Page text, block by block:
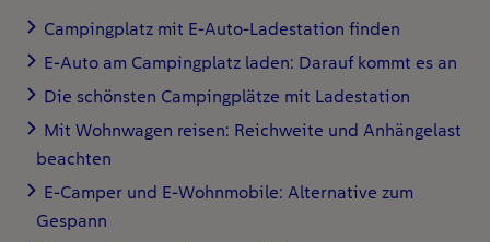
Campingplatz mit E-Auto-Ladestation finden
E-Auto am Campingplatz laden: Darauf kommt es an
Die schönsten Campingplätze mit Ladestation
Mit Wohnwagen reisen: Reichweite und Anhängelast
beachten
E-Camper und E-Wohnmobile: Alternative zum
Gespann